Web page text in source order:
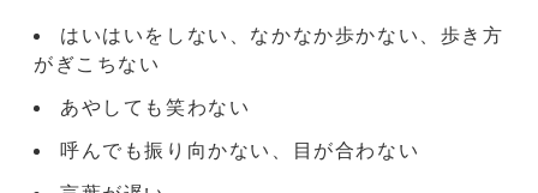
はいはいをしない、なかなか歩かない、歩き方
がぎこちない
あやしても笑わない
呼んでも振り向かない、目が合わない